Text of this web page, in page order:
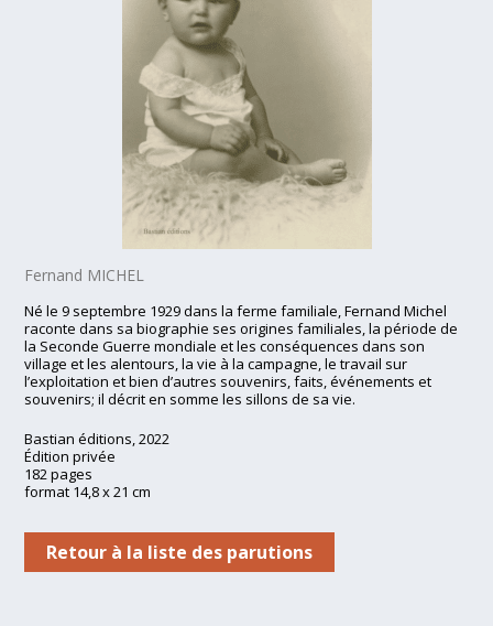
Fernand MICHEL
Né le 9 septembre 1929 dans la ferme familiale, Fernand Michel
raconte dans sa biographie ses origines familiales, la période de
la Seconde Guerre mondiale et les conséquences dans son
village et les alentours, la vie à la campagne, le travail sur
l’exploitation et bien d’autres souvenirs, faits, événements et
souvenirs; il décrit en somme les sillons de sa vie.
Bastian éditions, 2022
Édition privée
182 pages
format 14,8 x 21 cm
Retour à la liste des parutions